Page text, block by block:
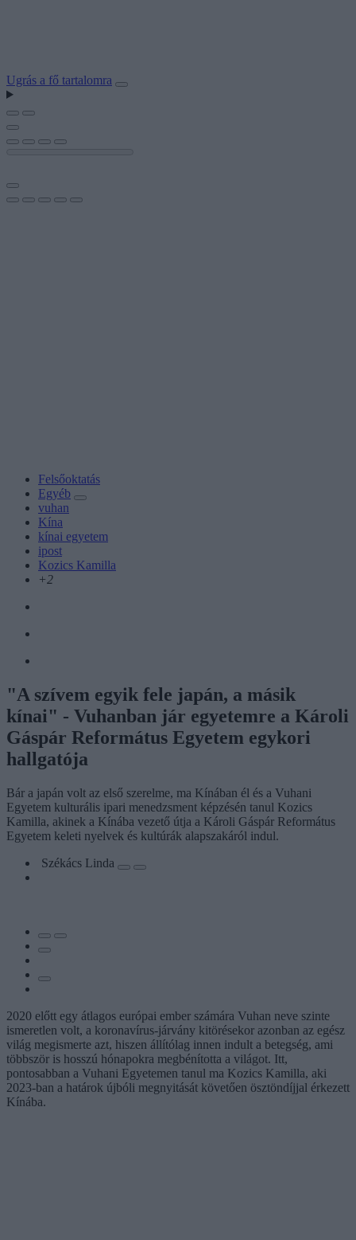
Ugrás a fő tartalomra
Felsőoktatás
Egyéb
vuhan
Kína
kínai egyetem
ipost
Kozics Kamilla
+2
"A szívem egyik fele japán, a másik
kínai" - Vuhanban jár egyetemre a Károli
Gáspár Református Egyetem egykori
hallgatója
Bár a japán volt az első szerelme, ma Kínában él és a Vuhani
Egyetem kulturális ipari menedzsment képzésén tanul Kozics
Kamilla, akinek a Kínába vezető útja a Károli Gáspár Református
Egyetem keleti nyelvek és kultúrák alapszakáról indul.
Székács Linda
2020 előtt egy átlagos európai ember számára Vuhan neve szinte
ismeretlen volt, a koronavírus-járvány kitörésekor azonban az egész
világ megismerte azt, hiszen állítólag innen indult a betegség, ami
többször is hosszú hónapokra megbénította a világot. Itt,
pontosabban a Vuhani Egyetemen tanul ma Kozics Kamilla, aki
2023-ban a határok újbóli megnyitását követően ösztöndíjjal érkezett
Kínába.